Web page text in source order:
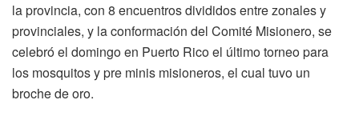
la provincia, con 8 encuentros divididos entre zonales y
provinciales, y la conformación del Comité Misionero, se
celebró el domingo en Puerto Rico el último torneo para
los mosquitos y pre minis misioneros, el cual tuvo un
broche de oro.